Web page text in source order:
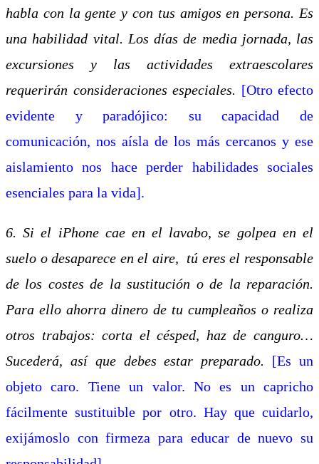
habla con la gente y con tus amigos en persona. Es
una habilidad vital. Los días de media jornada, las
excursiones y las actividades extraescolares
requerirán consideraciones especiales. [Otro efecto
evidente y paradójico: su capacidad de
comunicación, nos aísla de los más cercanos y ese
aislamiento nos hace perder habilidades sociales
esenciales para la vida].
6. Si el iPhone cae en el lavabo, se golpea en el
suelo o desaparece en el aire, tú eres el responsable
de los costes de la sustitución o de la reparación.
Para ello ahorra dinero de tu cumpleaños o realiza
otros trabajos: corta el césped, haz de canguro…
Sucederá, así que debes estar preparado. [Es un
objeto caro. Tiene un valor. No es un capricho
fácilmente sustituible por otro. Hay que cuidarlo,
exijámoslo con firmeza para educar de nuevo su